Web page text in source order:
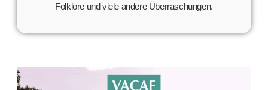
Folklore und viele andere Überraschungen.